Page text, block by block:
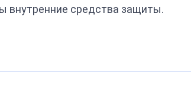
внутренние средства защиты.